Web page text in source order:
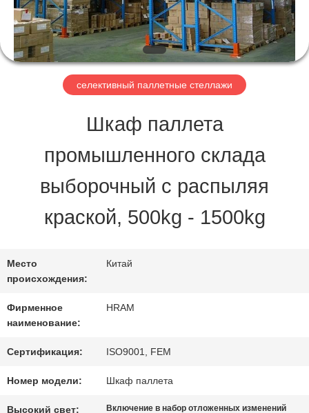
ФАБРИКА
КОНТРОЛЬ
КАЧЕСТВА
КОНТАКТНЫЕ
ДАННЫЕ
ОТПРАВИТЬ
ЗАПРОС
КАРТА
САЙТА
селективный паллетные стеллажи
Шкаф паллета
промышленного склада
выборочный с распыляя
краской, 500kg - 1500kg
Место
происхождения:
Китай
Фирменное
наименование:
HRAM
Сертификация: ISO9001, FEM
Номер модели: Шкаф паллета
Высокий свет:
Включение в набор отложенных изменений